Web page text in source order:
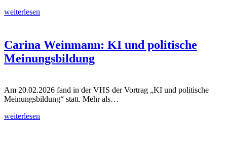
weiterlesen
Carina Weinmann: KI und politische
Meinungsbildung
Am 20.02.2026 fand in der VHS der Vortrag „KI und politische
Meinungsbildung“ statt. Mehr als…
weiterlesen